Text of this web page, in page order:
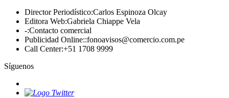
Director Periodístico:Carlos Espinoza Olcay
Editora Web:Gabriela Chiappe Vela
-:Contacto comercial
Publicidad Online::fonoavisos@comercio.com.pe
Call Center:+51 1708 9999
Síguenos